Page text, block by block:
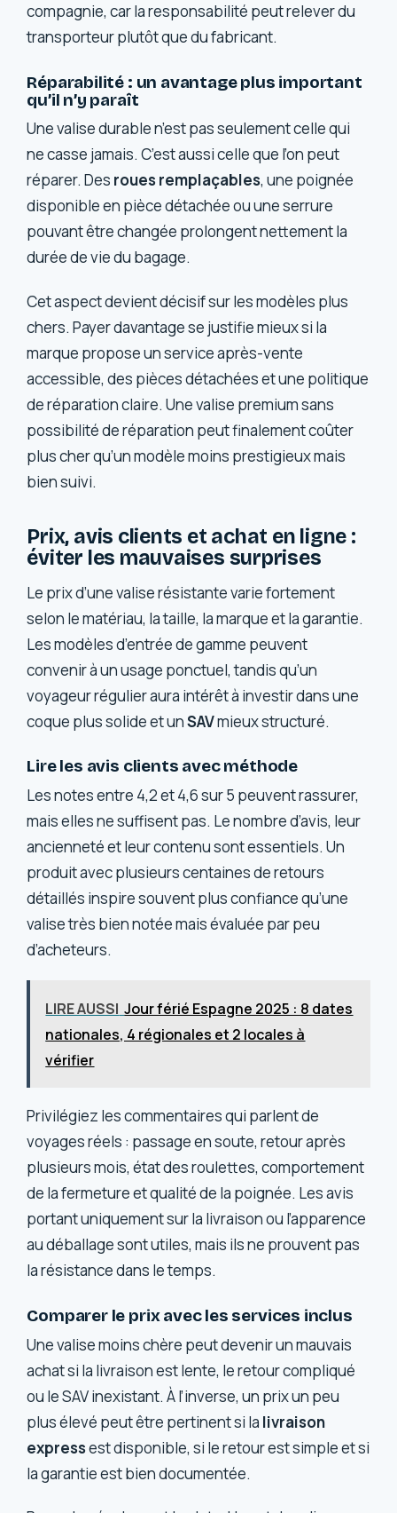
compagnie, car la responsabilité peut relever du
transporteur plutôt que du fabricant.
Réparabilité : un avantage plus important
qu’il n’y paraît
Une valise durable n’est pas seulement celle qui
ne casse jamais. C’est aussi celle que l’on peut
réparer. Des roues remplaçables, une poignée
disponible en pièce détachée ou une serrure
pouvant être changée prolongent nettement la
durée de vie du bagage.
Cet aspect devient décisif sur les modèles plus
chers. Payer davantage se justifie mieux si la
marque propose un service après-vente
accessible, des pièces détachées et une politique
de réparation claire. Une valise premium sans
possibilité de réparation peut finalement coûter
plus cher qu’un modèle moins prestigieux mais
bien suivi.
Prix, avis clients et achat en ligne :
éviter les mauvaises surprises
Le prix d’une valise résistante varie fortement
selon le matériau, la taille, la marque et la garantie.
Les modèles d’entrée de gamme peuvent
convenir à un usage ponctuel, tandis qu’un
voyageur régulier aura intérêt à investir dans une
coque plus solide et unSAVmieux structuré.
Lire les avis clients avec méthode
Les notes entre 4,2 et 4,6 sur 5 peuvent rassurer,
mais elles ne suffisent pas. Le nombre d’avis, leur
ancienneté et leur contenu sont essentiels. Un
produit avec plusieurs centaines de retours
détaillés inspire souvent plus confiance qu’une
valise très bien notée mais évaluée par peu
d’acheteurs.
LIRE AUSSI Jour férié Espagne 2025 : 8 dates
nationales, 4 régionales et 2 locales à
vérifier
Privilégiez les commentaires qui parlent de
voyages réels : passage en soute, retour après
plusieurs mois, état des roulettes, comportement
de la fermeture et qualité de la poignée. Les avis
portant uniquement sur la livraison ou l’apparence
au déballage sont utiles, mais ils ne prouvent pas
la résistance dans le temps.
Comparer le prix avec les services inclus
Une valise moins chère peut devenir un mauvais
achat si la livraison est lente, le retour compliqué
ou le SAV inexistant. À l’inverse, un prix un peu
plus élevé peut être pertinent si la livraison
expressest disponible, si le retour est simple et si
la garantie est bien documentée.